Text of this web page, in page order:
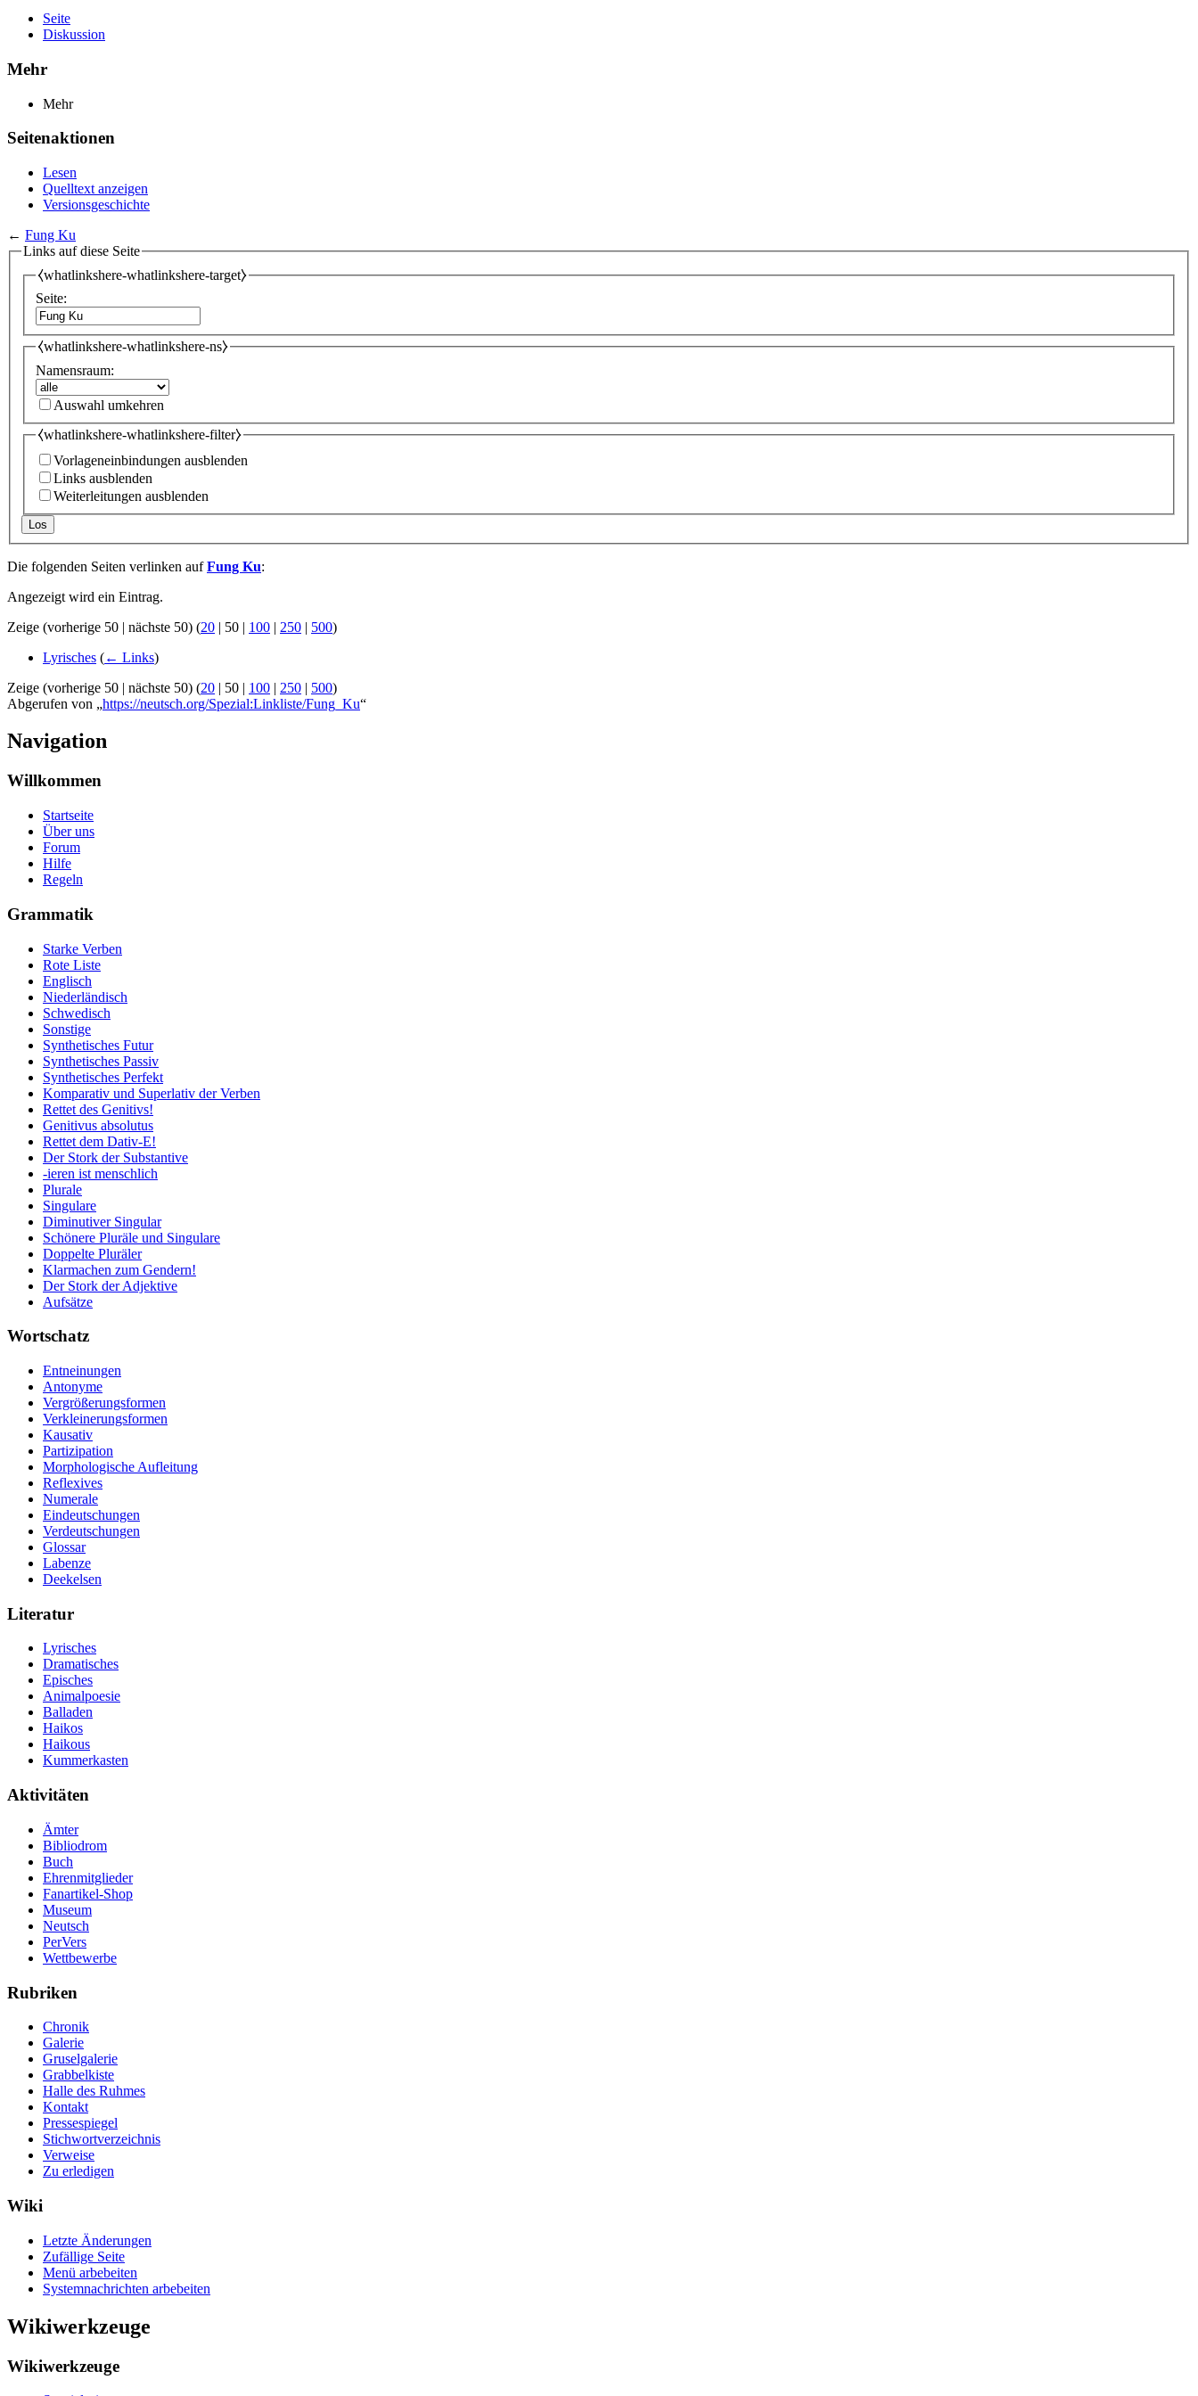
Seite
Diskussion
Mehr
Mehr
Seitenaktionen
Lesen
Quelltext anzeigen
Versionsgeschichte
← Fung Ku
Links auf diese Seite
⧼whatlinkshere-whatlinkshere-target⧽
Seite:
⧼whatlinkshere-whatlinkshere-ns⧽
Namensraum:
Auswahl umkehren
⧼whatlinkshere-whatlinkshere-filter⧽
Vorlageneinbindungen ausblenden
Links ausblenden
Weiterleitungen ausblenden
Los
Die folgenden Seiten verlinken aufFung Ku:
Angezeigt wird ein Eintrag.
Zeige (vorherige 50 | nächste 50) (20 | 50 | 100 | 250 | 500)
Lyrisches (← Links)
Zeige (vorherige 50 | nächste 50) (20 | 50 | 100 | 250 | 500)
Abgerufen von „https://neutsch.org/Spezial:Linkliste/Fung_Ku“
Navigation
Willkommen
Startseite
Über uns
Forum
Hilfe
Regeln
Grammatik
Starke Verben
Rote Liste
Englisch
Niederländisch
Schwedisch
Sonstige
Synthetisches Futur
Synthetisches Passiv
Synthetisches Perfekt
Komparativ und Superlativ der Verben
Rettet des Genitivs!
Genitivus absolutus
Rettet dem Dativ-E!
Der Stork der Substantive
-ieren ist menschlich
Plurale
Singulare
Diminutiver Singular
Schönere Pluräle und Singulare
Doppelte Pluräler
Klarmachen zum Gendern!
Der Stork der Adjektive
Aufsätze
Wortschatz
Entneinungen
Antonyme
Vergrößerungsformen
Verkleinerungsformen
Kausativ
Partizipation
Morphologische Aufleitung
Reflexives
Numerale
Eindeutschungen
Verdeutschungen
Glossar
Labenze
Deekelsen
Literatur
Lyrisches
Dramatisches
Episches
Animalpoesie
Balladen
Haikos
Haikous
Kummerkasten
Aktivitäten
Ämter
Bibliodrom
Buch
Ehrenmitglieder
Fanartikel-Shop
Museum
Neutsch
PerVers
Wettbewerbe
Rubriken
Chronik
Galerie
Gruselgalerie
Grabbelkiste
Halle des Ruhmes
Kontakt
Pressespiegel
Stichwortverzeichnis
Verweise
Zu erledigen
Wiki
Letzte Änderungen
Zufällige Seite
Menü arbebeiten
Systemnachrichten arbebeiten
Wikiwerkzeuge
Wikiwerkzeuge